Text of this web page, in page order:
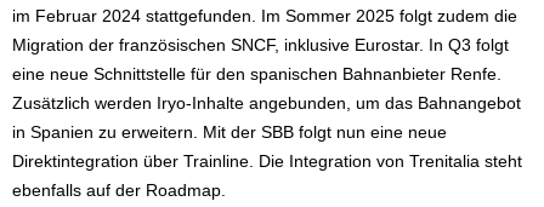
im Februar 2024 stattgefunden. Im Sommer 2025 folgt zudem die
Migration der französischen SNCF, inklusive Eurostar. In Q3 folgt
eine neue Schnittstelle für den spanischen Bahnanbieter Renfe.
Zusätzlich werden Iryo-Inhalte angebunden, um das Bahnangebot
in Spanien zu erweitern. Mit der SBB folgt nun eine neue
Direktintegration über Trainline. Die Integration von Trenitalia steht
ebenfalls auf der Roadmap.